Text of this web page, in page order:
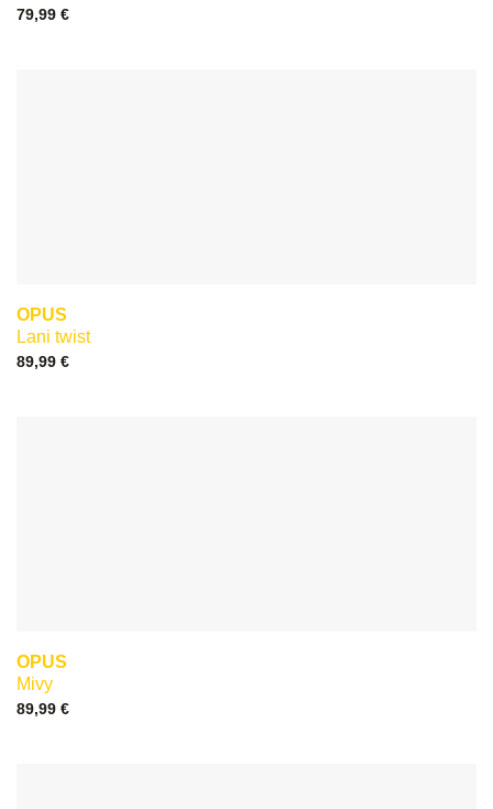
79,99 €
OPUS
Lani twist
89,99 €
OPUS
Mivy
89,99 €